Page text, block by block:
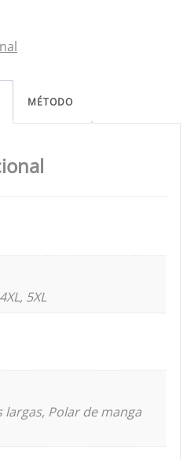
MÉTODO
5XL
largas, Polar de manga